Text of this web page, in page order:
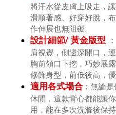
將汗水從皮膚上吸走，
滑順著感、好穿好脫，
作伸展也無阻礙。
設計細節/ 黃金版型 ：
肩視覺，側邊深開口，
胸前領口下挖，巧妙展
修飾身型，前低後高，
適用各式場合 ： 無論是
休閒，這款背心都能讓
用，能在多次洗滌後保